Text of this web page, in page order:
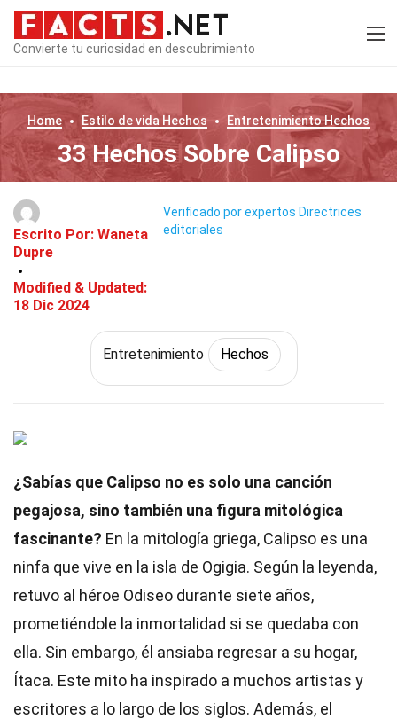
Convierte tu curiosidad en descubrimiento
Home Estilo de vida Hechos EntretenimientoHechos
33 Hechos Sobre Calipso
Escrito Por: Waneta
Dupre
Modified & Updated:
18 Dic 2024
Verificado por expertos Directrices
editoriales
Entretenimiento Hechos
¿Sabías que Calipso no es solo una canción
pegajosa, sino también una figura mitológica
fascinante? En la mitología griega, Calipso es una
ninfa que vive en la isla de Ogigia. Según la leyenda,
retuvo al héroe Odiseo durante siete años,
prometiéndole la inmortalidad si se quedaba con
ella. Sin embargo, él ansiaba regresar a su hogar,
Ítaca. Este mito ha inspirado a muchos artistas y
escritores a lo largo de los siglos. Además, el